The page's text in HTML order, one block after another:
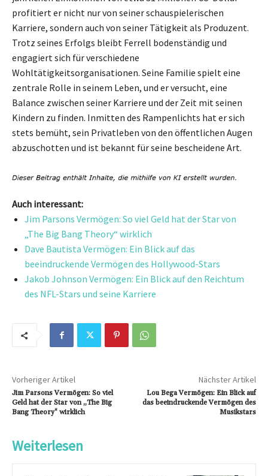
profitiert er nicht nur von seiner schauspielerischen
Karriere, sondern auch von seiner Tätigkeit als Produzent.
Trotz seines Erfolgs bleibt Ferrell bodenständig und
engagiert sich für verschiedene
Wohltätigkeitsorganisationen. Seine Familie spielt eine
zentrale Rolle in seinem Leben, und er versucht, eine
Balance zwischen seiner Karriere und der Zeit mit seinen
Kindern zu finden. Inmitten des Rampenlichts hat er sich
stets bemüht, sein Privatleben von den öffentlichen Augen
abzuschotten und ist bekannt für seine bescheidene Art.
Auch interessant:
Jim Parsons Vermögen: So viel Geld hat der Star von
„The Big Bang Theory“ wirklich
Dave Bautista Vermögen: Ein Blick auf das
beeindruckende Vermögen des Hollywood-Stars
Jakob Johnson Vermögen: Ein Blick auf den Reichtum
des NFL-Stars und seine Karriere
Vorheriger Artikel
Jim Parsons Vermögen: So viel
Geld hat der Star von „The Big
Bang Theory“ wirklich
Nächster Artikel
Lou Bega Vermögen: Ein Blick auf
das beeindruckende Vermögen des
Musikstars
Weiterlesen